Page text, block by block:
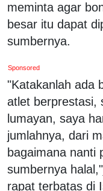
meminta agar
besar itu dapat
sumbernya.
Sponsored
"Katakanlah ada
atlet berprestasi,
lumayan, saya
jumlahnya, dari
bagaimana nanti
sumbernya
rapat terbatas di